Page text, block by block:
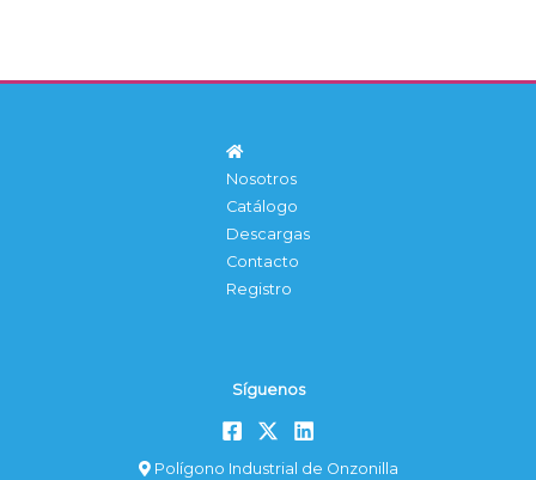
Nosotros
Catálogo
Descargas
Contacto
Registro
Síguenos
Polígono Industrial de Onzonilla